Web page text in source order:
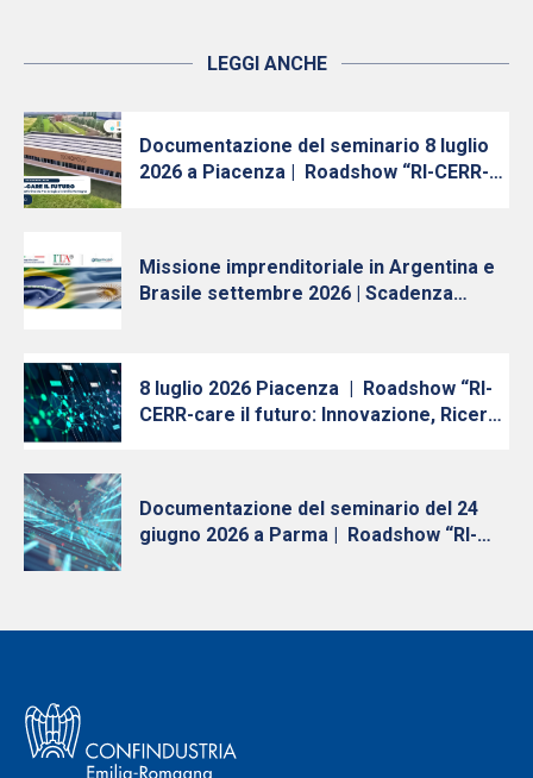
LEGGI ANCHE
Documentazione del seminario 8 luglio
2026 a Piacenza | Roadshow “RI-CERR-
Missione imprenditoriale in Argentina e
Brasile settembre 2026 | Scadenza
8 luglio 2026 Piacenza | Roadshow “RI-
CERR-care il futuro: Innovazione, Ricerca
Documentazione del seminario del 24
giugno 2026 a Parma | Roadshow “RI-